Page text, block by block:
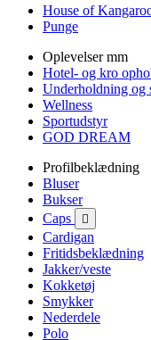
House of
Punge
Oplevelser mm
Hotel- og kro
Underholdning og
Wellness
Sportudstyr
GOD DREAM
Profilbeklædning
Bluser
Bukser
Caps

Cardigan
Fritidsbeklædning
Jakker/veste
Kokketøj
Smykker
Nederdele
Polo